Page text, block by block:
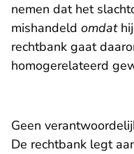
nemen dat het
mishandeld omdathij
rechtbank gaat
homogerelateerd
Geen
De rechtbank legt